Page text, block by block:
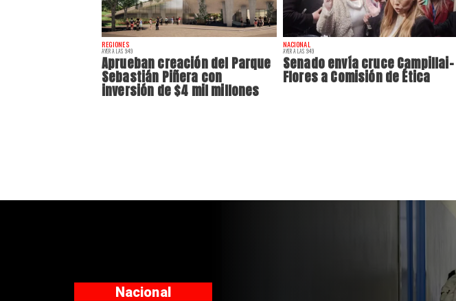
REGIONES
AYER A LAS 9:49
Aprueban creación del Parque
Sebastián Piñera con
inversión de $4 mil millones
NACIONAL
AYER A LAS 9:49
Senado envía cruce Campillai-
Flores a Comisión de Ética
Regiones